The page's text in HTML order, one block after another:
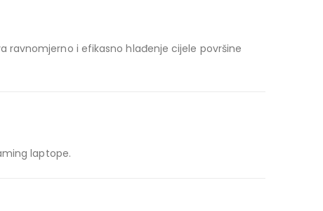
ravnomjerno i efikasno hlađenje cijele površine
laptope.